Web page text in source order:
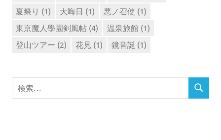
夏祭り (1) 大晦日 (1) 悪ノ召使 (1)
東京魔人學園剣風帖 (4) 温泉旅館 (1)
登山ツアー (2) 花見 (1) 鏡音誕 (1)
検
索
検